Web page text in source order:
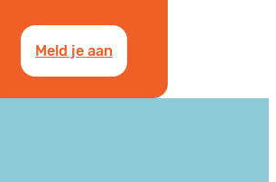
Meld je aan